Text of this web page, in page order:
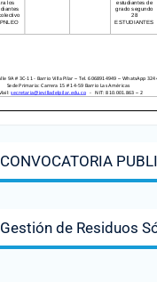
CONVOCATORIA
Gestión de Residuos